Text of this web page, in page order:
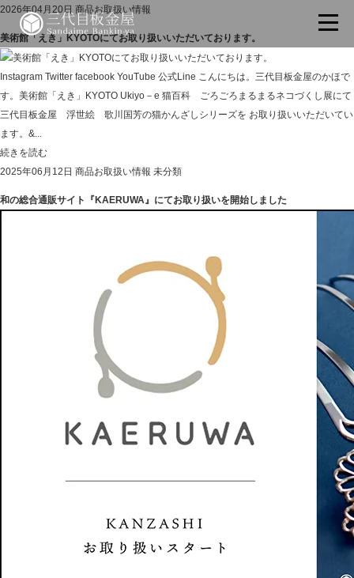
2026年04月20日 商品お取扱い情報
美術館「えき」KYOTOにてお取り扱いいただいております。
Instagram Twitter facebook YouTube 公式Line こんにちは。三代目板金屋のかほで
す。美術館「えき」KYOTO Ukiyo－e 猫百科 ごろごろまるまるネコづくし展にて
三代目板金屋 浮世絵 歌川国芳の猫かんざしシリーズを お取り扱いいただいてい
ます。&...
続きを読む
2025年06月12日 商品お取扱い情報 未分類
和の総合通販サイト『KAERUWA』にてお取り扱いを開始しました